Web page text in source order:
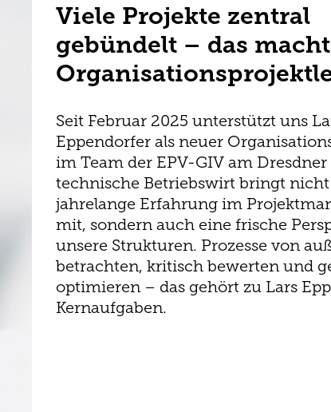
Viele Projekte zentral
gebündelt – das
Seit Februar 2025 unterstützt uns
Eppendorfer als neuer
im Team der EPV-GIV am
technische Betriebswirt bringt
jahrelange Erfahrung im
mit, sondern auch eine frische
unsere Strukturen. Prozesse von
betrachten, kritisch bewerten und
optimieren – das gehört zu Lars
Kernaufgaben.